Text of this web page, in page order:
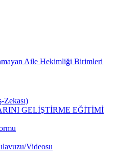
Aile Hekimliği Birimleri
Zekası)
GELİŞTİRME EĞİTİMİ
Videosu